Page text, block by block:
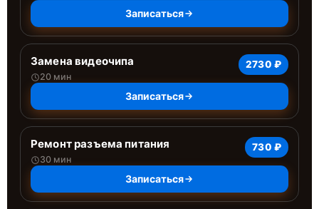
Записаться
Замена видеочипа
20 мин
2730 ₽
Записаться
Ремонт разъема питания
30 мин
730 ₽
Записаться